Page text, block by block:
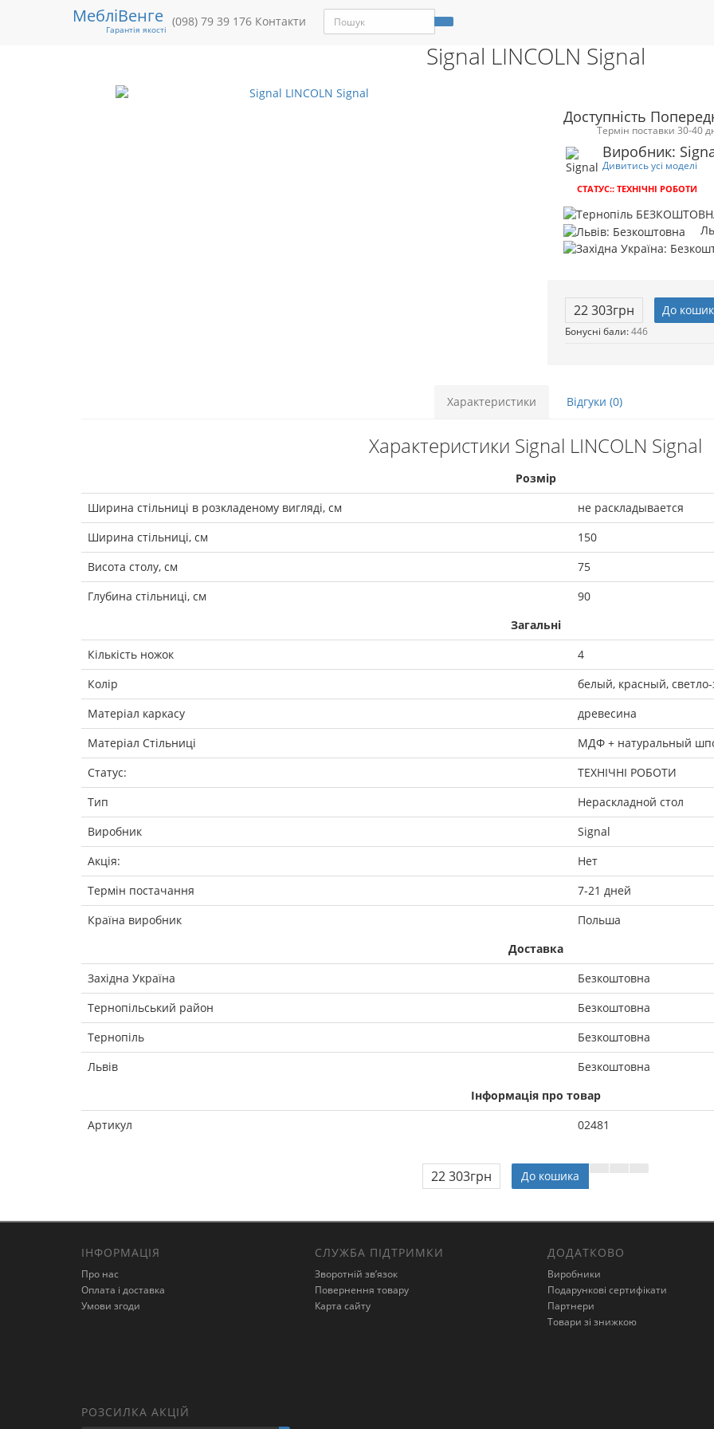
МебліВенге
Гарантія якості
(098) 79 39 176 Контакти
Меблі Під замовлення М'які меблі Матраци/Ламель Столи і стільці
Столи і стільці
Signal LINCOLN Signal
Доступність
Термін поставки 30-40
Виробник:
Дивитись усі моделі
СТАТУС:: ТЕХНІЧНІ РОБОТИ
22 303грн До
Бонусні бали:446
Характеристики Відгуки (0)
Характеристики Signal LINCOLN Signal
Розмір
Ширина стільниці в розкладеному вигляді, см
не раскладывается
Ширина стільниці, см
150
Висота столу, см
75
Глубина стільниці, см
90
Загальні
Кількість ножок
4
Колір
белый, красный,
Матеріал каркасу
древесина
Матеріал Стільниці
МДФ + натуральный
Статус:
ТЕХНІЧНІ РОБОТИ
Тип
Нераскладной стол
Виробник
Signal
Акція:
Нет
Термін постачання
7-21 дней
Країна виробник
Польша
Доставка
Західна Україна
Безкоштовна
Тернопільський район
Безкоштовна
Тернопіль
Безкоштовна
Львів
Безкоштовна
Інформація про товар
Артикул
02481
22 303грн До кошика
ІНФОРМАЦІЯ
Про нас
Оплата і доставка
Умови згоди
СЛУЖБА ПІДТРИМКИ
Зворотній зв’язок
Повернення товару
Карта сайту
ДОДАТКОВО
Виробники
Подарункові сертифікати
Партнери
Товари зі знижкою
РОЗСИЛКА АКЦІЙ